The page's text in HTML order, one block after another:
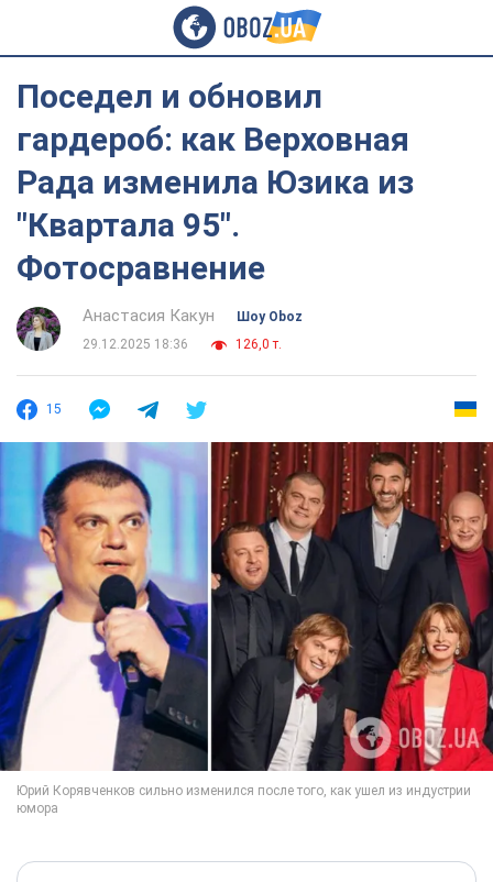
Поседел и обновил
гардероб: как Верховная
Рада изменила Юзика из
"Квартала 95".
Фотосравнение
Анастасия Какун
Шоу Oboz
29.12.2025 18:36
126,0 т.
15